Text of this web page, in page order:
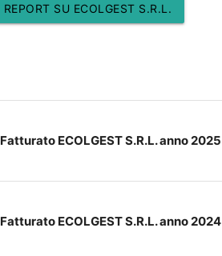
REPORT SU ECOLGEST S.R.L.
Fatturato ECOLGEST S.R.L. anno 2025
Fatturato ECOLGEST S.R.L. anno 2024